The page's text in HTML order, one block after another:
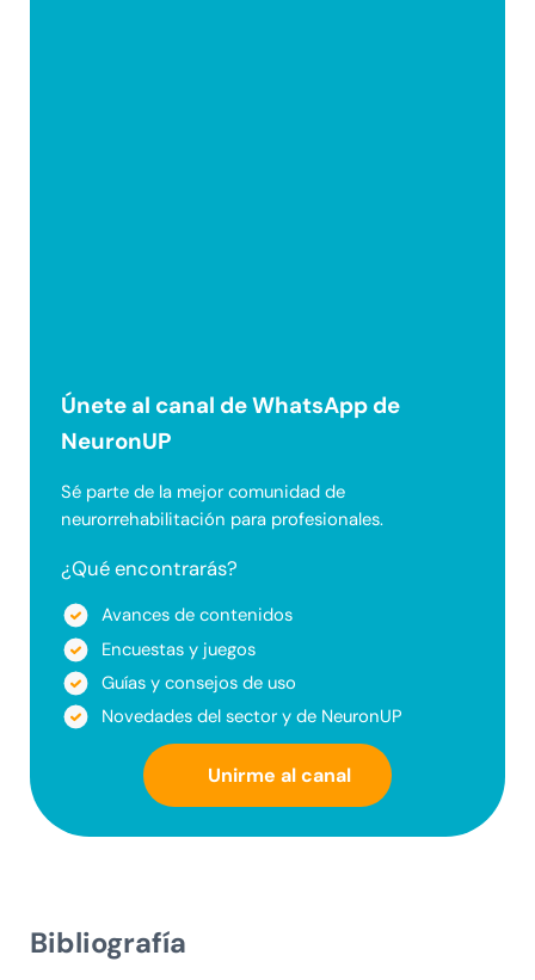
Únete al canal de WhatsApp de
NeuronUP
Sé parte de la mejor comunidad de
neurorrehabilitación para profesionales.
¿Qué encontrarás?
Avances de contenidos
Encuestas y juegos
Guías y consejos de uso
Novedades del sector y de NeuronUP
Unirme al canal
Bibliografía